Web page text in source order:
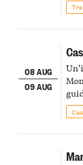
08 AUG
09 AUG